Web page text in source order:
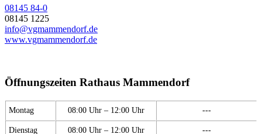
08145 84-0
08145 1225
info@vgmammendorf.de
www.vgmammendorf.de
Öffnungszeiten Rathaus Mammendorf
Montag 08:00 Uhr – 12:00 Uhr ---
Dienstag 08:00 Uhr – 12:00 Uhr ---